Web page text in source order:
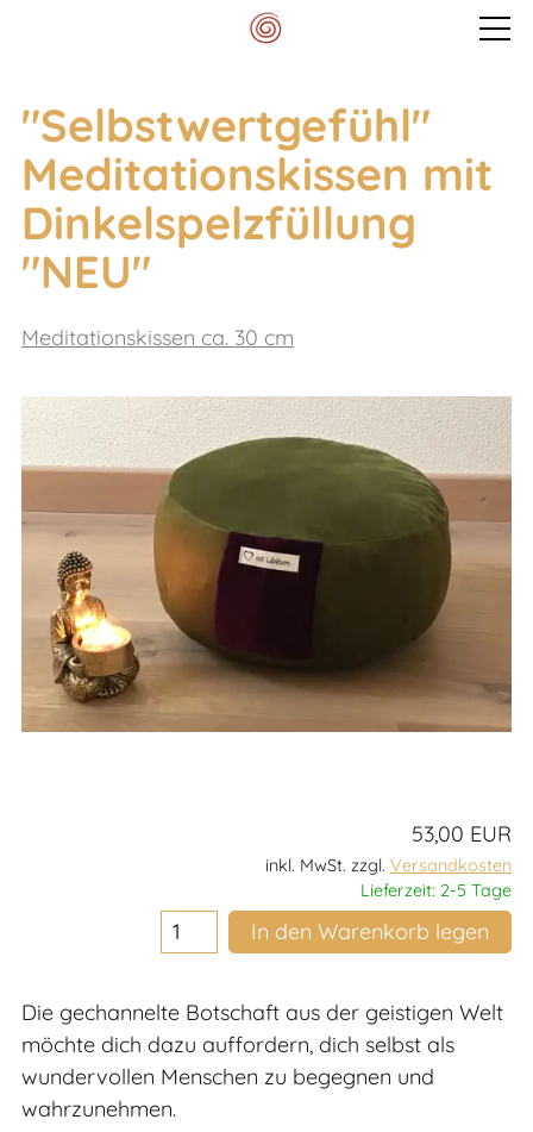
Veranstaltungen
Mein Spektrum
Blog
Meditationskissen
Kontakt
"Selbstwertgefühl"
Meditationskissen mit
Dinkelspelzfüllung
"NEU"
Meditationskissen ca. 30 cm
53,00 EUR
inkl. MwSt. zzgl. Versandkosten
Lieferzeit: 2-5 Tage
In den Warenkorb legen
Die gechannelte Botschaft aus der geistigen Welt
möchte dich dazu auffordern, dich selbst als
wundervollen Menschen zu begegnen und
wahrzunehmen.